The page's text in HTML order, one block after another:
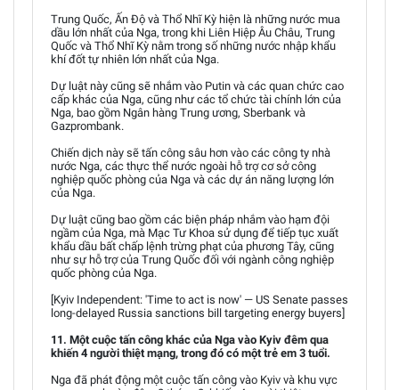
Trung Quốc, Ấn Độ và Thổ Nhĩ Kỳ hiện là những nước mua
dầu lớn nhất của Nga, trong khi Liên Hiệp Âu Châu, Trung
Quốc và Thổ Nhĩ Kỳ nằm trong số những nước nhập khẩu
khí đốt tự nhiên lớn nhất của Nga.
Dự luật này cũng sẽ nhắm vào Putin và các quan chức cao
cấp khác của Nga, cũng như các tổ chức tài chính lớn của
Nga, bao gồm Ngân hàng Trung ương, Sberbank và
Gazprombank.
Chiến dịch này sẽ tấn công sâu hơn vào các công ty nhà
nước Nga, các thực thể nước ngoài hỗ trợ cơ sở công
nghiệp quốc phòng của Nga và các dự án năng lượng lớn
của Nga.
Dự luật cũng bao gồm các biện pháp nhắm vào hạm đội
ngầm của Nga, mà Mạc Tư Khoa sử dụng để tiếp tục xuất
khẩu dầu bất chấp lệnh trừng phạt của phương Tây, cũng
như sự hỗ trợ của Trung Quốc đối với ngành công nghiệp
quốc phòng của Nga.
[Kyiv Independent: 'Time to act is now' — US Senate passes
long-delayed Russia sanctions bill targeting energy buyers]
11. Một cuộc tấn công khác của Nga vào Kyiv đêm qua
khiến 4 người thiệt mạng, trong đó có một trẻ em 3 tuổi.
Nga đã phát động một cuộc tấn công vào Kyiv và khu vực